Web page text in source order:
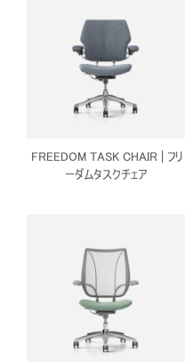
サインイン
サインイン
SIGN IN WITH SSO
FREEDOM TASK CHAIR | フリ
ーダムタスクチェア